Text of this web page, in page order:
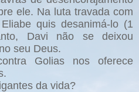
ele. Na luta travada com
quis desanimá-lo (1
Davi não se deixou
seu Deus.
Golias nos oferece
da vida?